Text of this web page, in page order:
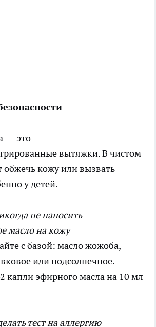
— это
вытяжки. В чистом
обжечь кожу или вызвать
у детей.
не наносить
масло на кожу
с базой: масло жожоба,
или подсолнечное.
капли эфирного масла на 10 мл
тест на аллергию